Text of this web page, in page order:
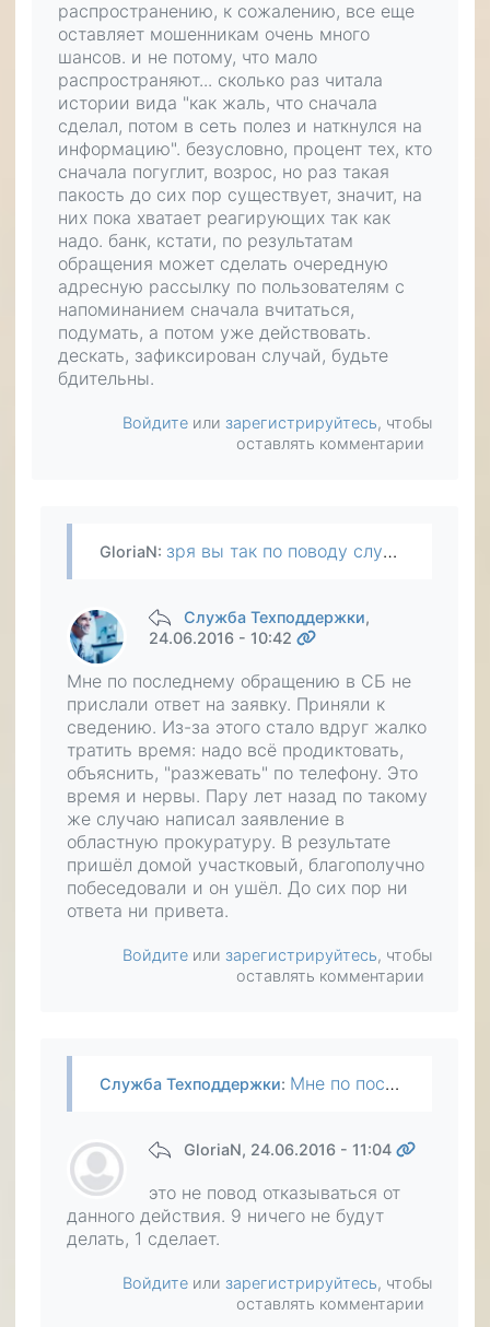
распространению, к сожалению, все еще
оставляет мошенникам очень много
шансов. и не потому, что мало
распространяют... сколько раз читала
истории вида "как жаль, что сначала
сделал, потом в сеть полез и наткнулся на
информацию". безусловно, процент тех, кто
сначала погуглит, возрос, но раз такая
пакость до сих пор существует, значит, на
них пока хватает реагирующих так как
надо. банк, кстати, по результатам
обращения может сделать очередную
адресную рассылку по пользователям с
напоминанием сначала вчитаться,
подумать, а потом уже действовать.
дескать, зафиксирован случай, будьте
бдительны.
Войдите или зарегистрируйтесь, чтобы
оставлять комментарии
GloriaN: зря вы так по поводу службы безопасности банка. очень даже стоит сообщить им о том, что с такого-то номера приходит такой-то текст от их имени. банк вполне может участвовать в борьбе с мошенниками. …
Служба Техподдержки,
24.06.2016 - 10:42
Мне по последнему обращению в СБ не
прислали ответ на заявку. Приняли к
сведению. Из-за этого стало вдруг жалко
тратить время: надо всё продиктовать,
объяснить, "разжевать" по телефону. Это
время и нервы. Пару лет назад по такому
же случаю написал заявление в
областную прокуратуру. В результате
пришёл домой участковый, благополучно
побеседовали и он ушёл. До сих пор ни
ответа ни привета.
Войдите или зарегистрируйтесь, чтобы
оставлять комментарии
Служба Техподдержки: Мне по последнему обращению в СБ не прислали ответ на заявку. Приняли к сведению. Из-за этого стало вдруг жалко тратить время: надо всё продиктовать, объяснить, "разжевать" по телефону. Это время и…
GloriaN, 24.06.2016 - 11:04
это не повод отказываться от
данного действия. 9 ничего не будут
делать, 1 сделает.
Войдите или зарегистрируйтесь, чтобы
оставлять комментарии